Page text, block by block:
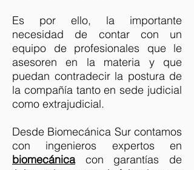
Es por ello, la importante
necesidad de contar con un
equipo de profesionales que le
asesoren en la materia y que
puedan contradecir la postura de
la compañía tanto en sede judicial
como extrajudicial.
Desde Biomecánica Sur contamos
con ingenieros expertos en
biomecánicacon garantías de